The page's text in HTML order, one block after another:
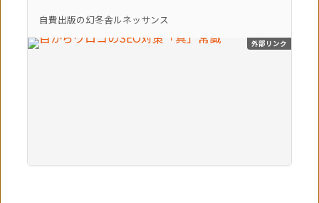
自費出版の幻冬舎ルネッサンス
外部リンク